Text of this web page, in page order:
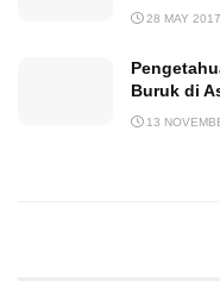
28 MAY 2017
Buruk di
13